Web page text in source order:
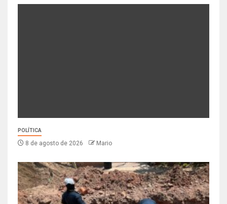
POLÍTICA
8 de agosto de 2026 Mario